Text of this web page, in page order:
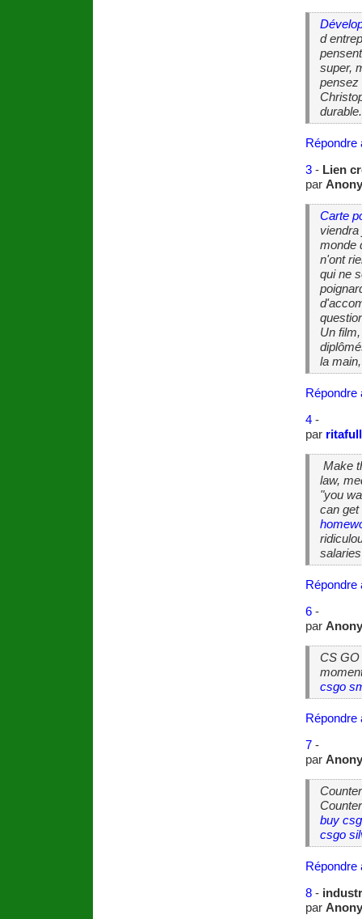
d
super,
pensez
Répondre
3- Lien
par
Carte
monde
n'ont
qui ne
Un
la
Répondre
4-
par
Make
law,
"you
can
Répondre
6-
par
CS GO
csgo
Répondre
7-
par
buy
csgo
Répondre
8-
par